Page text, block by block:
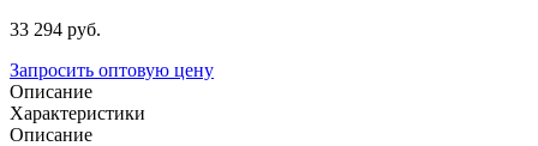
33 294 руб.
Запросить оптовую цену
Описание
Характеристики
Описание